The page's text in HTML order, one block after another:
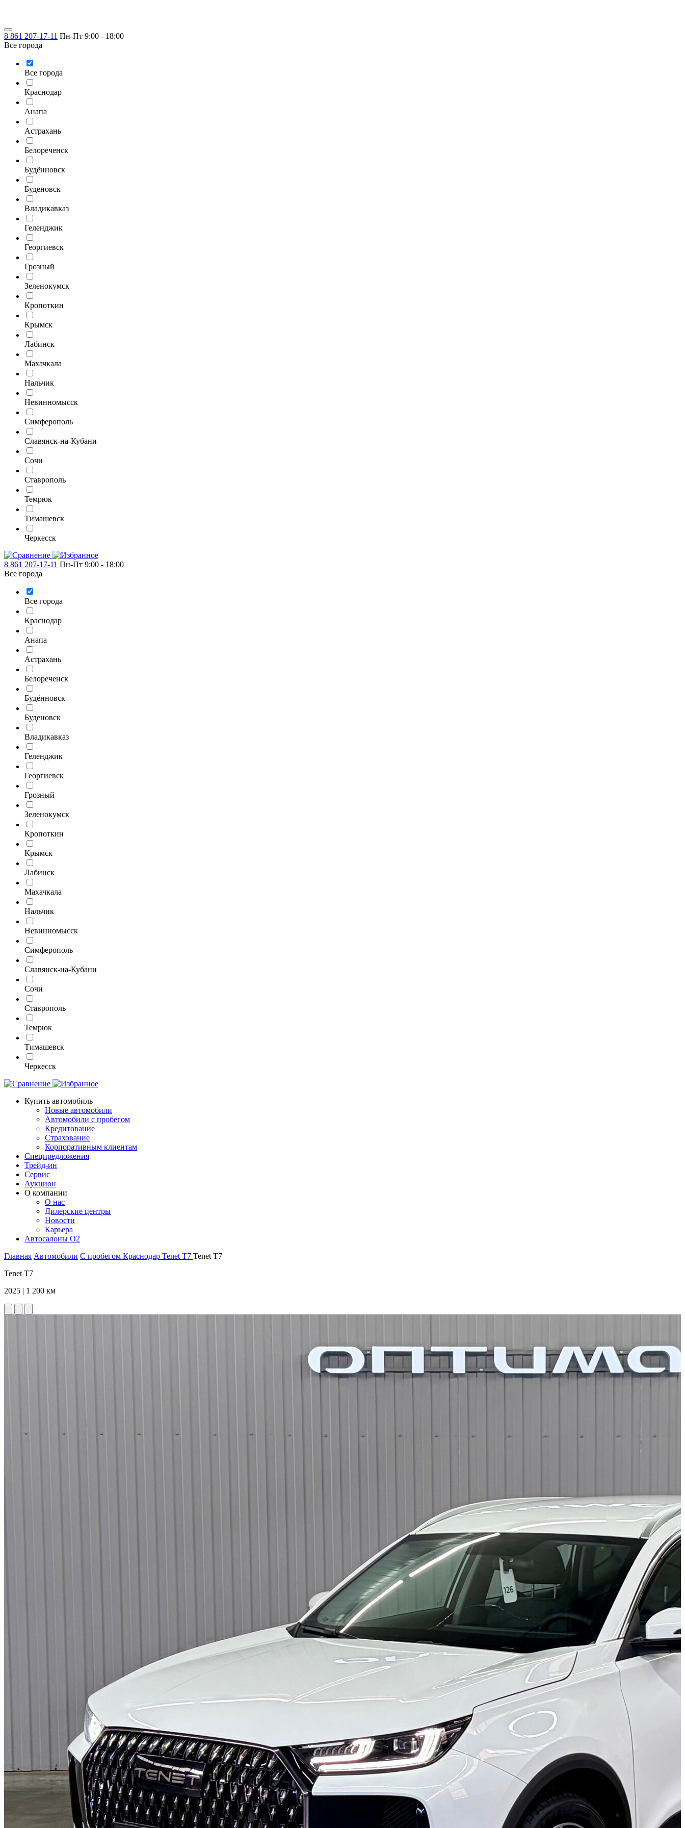
8 861 207-17-11 Пн-Пт 9:00 - 18:00
Все города
Все города
Краснодар
Анапа
Астрахань
Белореченск
Будённовск
Буденовск
Владикавказ
Геленджик
Георгиевск
Грозный
Зеленокумск
Кропоткин
Крымск
Лабинск
Махачкала
Нальчик
Невинномысск
Симферополь
Славянск-на-Кубани
Сочи
Ставрополь
Темрюк
Тимашевск
Черкесск
8 861 207-17-11 Пн-Пт 9:00 - 18:00
Все города
Все города
Краснодар
Анапа
Астрахань
Белореченск
Будённовск
Буденовск
Владикавказ
Геленджик
Георгиевск
Грозный
Зеленокумск
Кропоткин
Крымск
Лабинск
Махачкала
Нальчик
Невинномысск
Симферополь
Славянск-на-Кубани
Сочи
Ставрополь
Темрюк
Тимашевск
Черкесск
Купить автомобиль
Новые автомобили
Автомобили с пробегом
Кредитование
Страхование
Корпоративным клиентам
Спецпредложения
Трейд-ин
Сервис
Аукцион
О компании
О нас
Дилерские центры
Новости
Карьера
Автосалоны O2
Главная Автомобили С пробегом Краснодар Tenet T7 Tenet T7
Tenet T7
2025 | 1 200 км